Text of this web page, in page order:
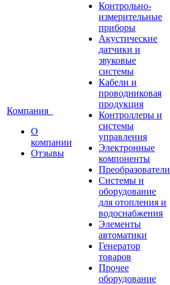
Компания
О
компании
Отзывы
Контрольно-
измерительные
приборы
Акустические
датчики и
звуковые
системы
Кабели и
проводниковая
продукция
Контроллеры и
системы
управления
Электронные
компоненты
Преобразователи
Системы и
оборудование
для отопления и
водоснабжения
Элементы
автоматики
Генератор
товаров
Прочее
оборудование